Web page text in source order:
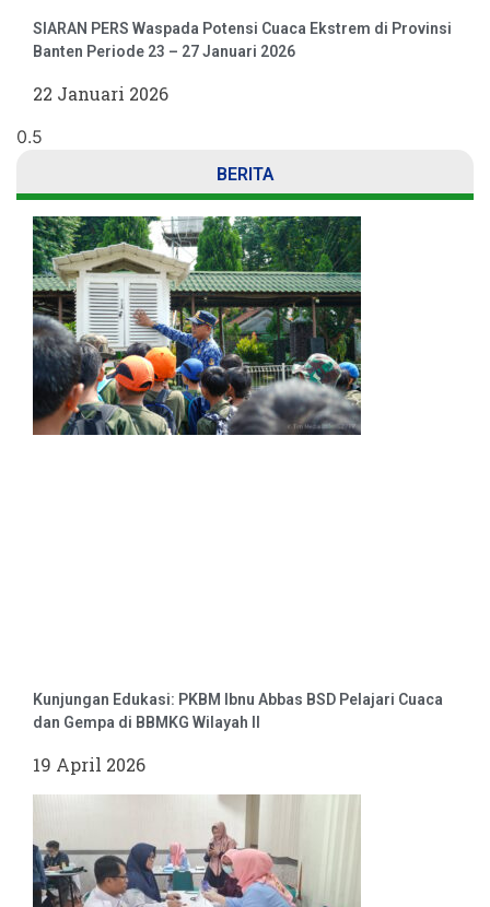
SIARAN PERS Waspada Potensi Cuaca Ekstrem di Provinsi
Banten Periode 23 – 27 Januari 2026
22 Januari 2026
BERITA
Kunjungan Edukasi: PKBM Ibnu Abbas BSD Pelajari Cuaca
dan Gempa di BBMKG Wilayah II
19 April 2026